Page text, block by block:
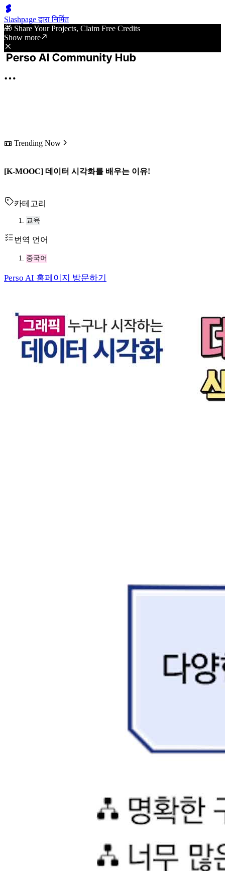
Slashpage द्वारा निर्मित
🎁 Share Your Projects, Claim Free Credits
Show more
📼 Trending Now
[K-MOOC] 데이터 시각화를 배우는 이유!
카테고리
교육
번역 언어
중국어
Perso AI 홈페이지 방문하기